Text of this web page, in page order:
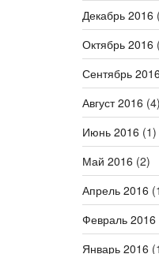
Декабрь 2016
Октябрь 2016
Сентябрь 2016
Август 2016 (4)
Июнь 2016 (1)
Май 2016 (2)
Апрель 2016
Февраль 2016
Январь 2016